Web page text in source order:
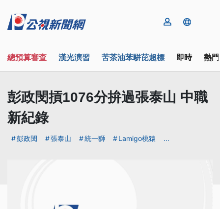
總預算審查 漢光演習 苦茶油苯駢芘超標 即時 熱
彭政閔摃1076分拚過張泰山 中職
新紀錄
彭政閔 張泰山 統一獅 Lamigo桃猿 ...